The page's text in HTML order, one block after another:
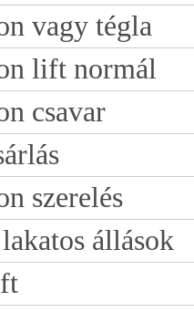
vagy tégla
lift normál
csavar
szerelés
állások